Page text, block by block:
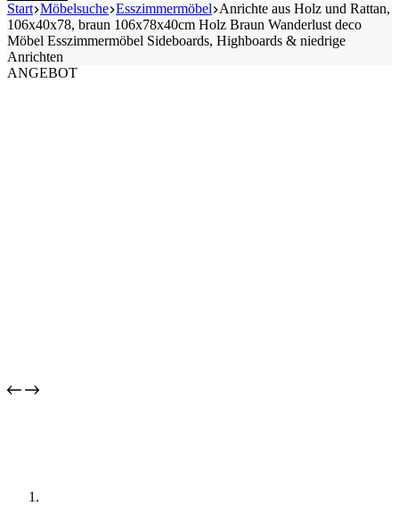
Start Möbelsuche Esszimmermöbel Anrichte aus Holz und Rattan,
106x40x78, braun 106x78x40cm Holz Braun Wanderlust deco
Möbel Esszimmermöbel Sideboards, Highboards & niedrige
Anrichten
ANGEBOT